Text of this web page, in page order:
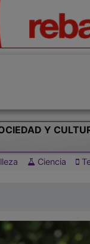
Y
Ciencia